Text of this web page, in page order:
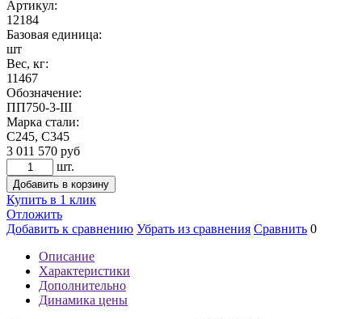
Артикул:
12184
Базовая единица:
шт
Вес, кг:
11467
Обозначение:
ПП750-3-III
Марка стали:
С245, С345
3 011 570 руб
шт.
Добавить в корзину
Купить в 1 клик
Отложить
Добавить к сравнению Убрать из сравнения Сравнить 0
Описание
Характеристики
Дополнительно
Динамика цены